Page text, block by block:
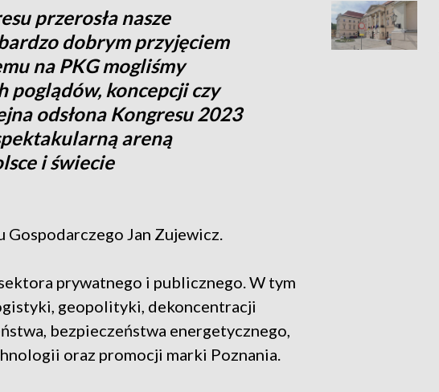
przerosła nasze
dobrym przyjęciem
na PKG mogliśmy
poglądów, koncepcji czy
odsłona Kongresu 2023
areną
i świecie
Jan Zujewicz.
prywatnego i publicznego. W tym
geopolityki, dekoncentracji
bezpieczeństwa energetycznego,
oraz promocji marki Poznania.